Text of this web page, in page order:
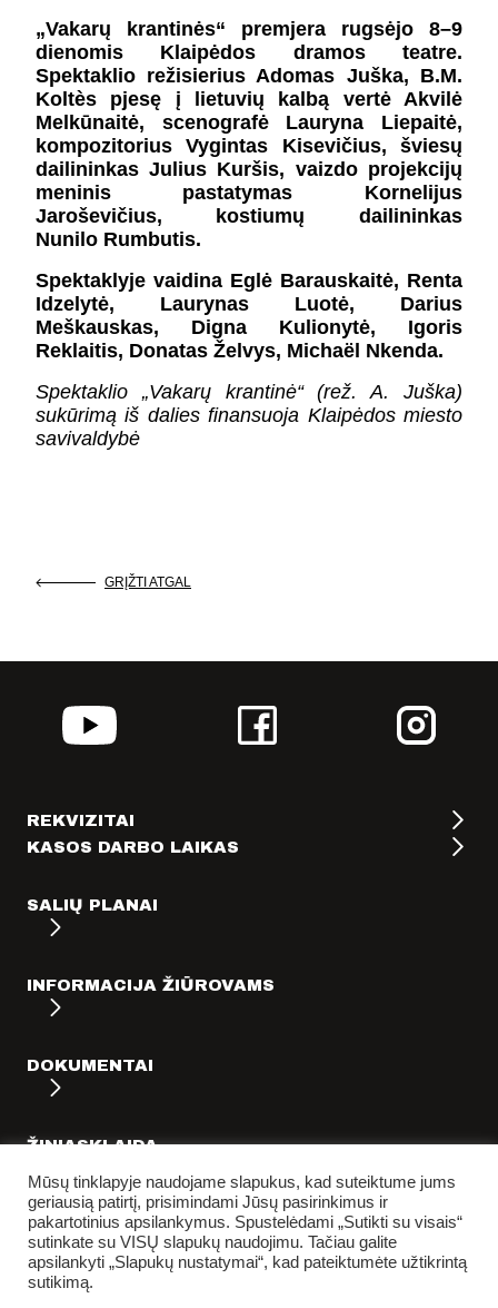
„Vakarų krantinės“ premjera rugsėjo 8–9
dienomis Klaipėdos dramos teatre.
Spektaklio režisierius Adomas Juška, B.M.
Koltès pjesę į lietuvių kalbą vertė Akvilė
Melkūnaitė, scenografė Lauryna Liepaitė,
kompozitorius Vygintas Kisevičius, šviesų
dailininkas Julius Kuršis, vaizdo projekcijų
meninis pastatymas Kornelijus
Jaroševičius, kostiumų dailininkas
Nunilo Rumbutis.
Spektaklyje vaidina Eglė Barauskaitė, Renta
Idzelytė, Laurynas Luotė, Darius
Meškauskas, Digna Kulionytė, Igoris
Reklaitis, Donatas Želvys, Michaël Nkenda.
Spektaklio „Vakarų krantinė“ (rež. A. Juška)
sukūrimą iš dalies finansuoja Klaipėdos miesto
savivaldybė
GRĮŽTI ATGAL
REKVIZITAI
KASOS DARBO LAIKAS
SALIŲ PLANAI
INFORMACIJA ŽIŪROVAMS
DOKUMENTAI
ŽINIASKLAIDA
Mūsų tinklapyje naudojame slapukus, kad suteiktume jums
geriausią patirtį, prisimindami Jūsų pasirinkimus ir
pakartotinius apsilankymus. Spustelėdami „Sutikti su visais“
sutinkate su VISŲ slapukų naudojimu. Tačiau galite
apsilankyti „Slapukų nustatymai“, kad pateiktumėte užtikrintą
sutikimą.